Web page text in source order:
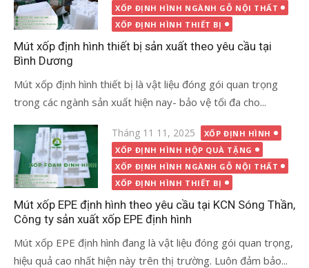
XỐP ĐỊNH HÌNH NGÀNH GỖ NỘI THẤT
XỐP ĐỊNH HÌNH THIẾT BỊ
Mút xốp định hình thiết bị sản xuất theo yêu cầu tại
Bình Dương
Mút xốp định hình thiết bị là vật liệu đóng gói quan trọng
trong các ngành sản xuất hiện nay- bảo vệ tối đa cho...
Đăng
vào
Tháng 11 11, 2025
XỐP ĐỊNH HÌNH
XỐP ĐỊNH HÌNH HỘP QUÀ TẶNG
XỐP ĐỊNH HÌNH NGÀNH GỖ NỘI THẤT
XỐP ĐỊNH HÌNH THIẾT BỊ
Mút xốp EPE định hình theo yêu cầu tại KCN Sóng Thần,
Công ty sản xuất xốp EPE định hình
Mút xốp EPE định hình đang là vật liệu đóng gói quan trọng,
hiệu quả cao nhất hiện này trên thị trường. Luôn đảm bảo...